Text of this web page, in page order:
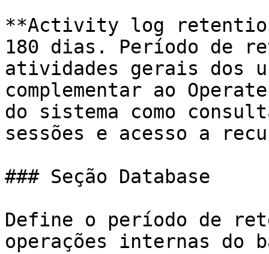
**Activity log
180 dias. Período de
atividades gerais dos
complementar ao
do sistema como
sessões e acesso a
### Seção Database
Define o período de
operações internas do